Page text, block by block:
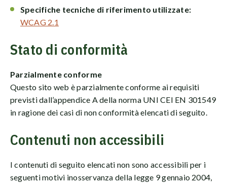
Specifiche tecniche di riferimento utilizzate:
WCAG 2.1
Stato di conformità
Parzialmente conforme
Questo sito web è parzialmente conforme ai requisiti
previsti dall’appendice A della norma UNI CEI EN 301549
in ragione dei casi di non conformità elencati di seguito.
Contenuti non accessibili
I contenuti di seguito elencati non sono accessibili per i
seguenti motivi inosservanza della legge 9 gennaio 2004,